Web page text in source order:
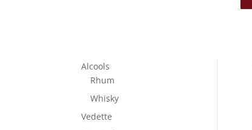
Alcools
Rhum
Whisky
Vedette